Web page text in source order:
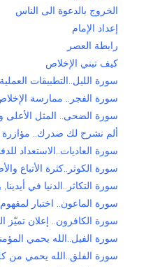
الخروج بالدعوة الى الناس
إعداد الإمام
رابطة العصر
كيف تبني الإخلاص
سورة الليل..التطبيقات
سورة الفجر.. ممارسة
سورة الضحى.. المثل الأعلى
ألم نشرح لك صدرك.. مؤازرة
سورة العاديات..الاستعداد
سورة الكوثر..كثرة الأتباع
سورة التكاثر..الدنيا في أيدينا,
سورة الماعون.. اختبار
سورة الكافرون.. إعلان تميّز
سورة الفيل..الله يحمي
سورة الفلق..الله يحمي